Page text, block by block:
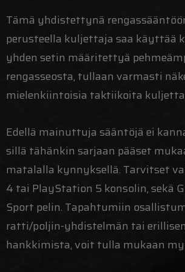
Tämä yhdistettynä
perusteella kuljettaja saa käyttää
yhden setin määritettyä
rengasseosta, tullaan varmasti
mielenkiintoisia taktiikoita
Edellä mainuttuja sääntöjä ei
sillä tähänkin sarjaan pääset
matalalla kynnyksellä. Tarvitset
4 tai PlayStation 5 konsolin, sekä
Sport pelin. Tapahtumiin
ratti/poljin-yhdistelmän tai
hankkimista, voit tulla mukaan